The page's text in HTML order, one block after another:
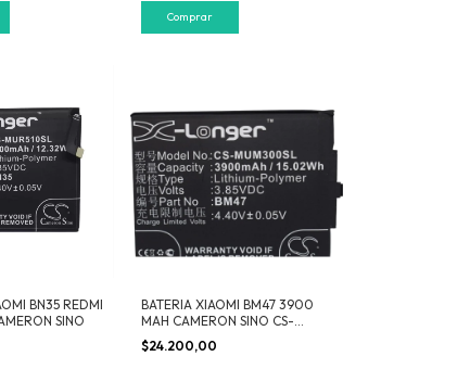
BN35 REDMI
SINO
BATERIA XIAOMI BM47 3900
MAH CAMERON SINO CS-
MUM300SL
$24.200,00